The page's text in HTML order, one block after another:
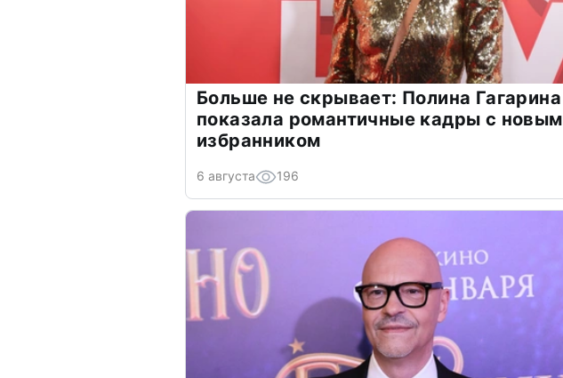
Больше не скрывает: Полина Гагарина
показала романтичные кадры с новым
избранником
6 августа 196